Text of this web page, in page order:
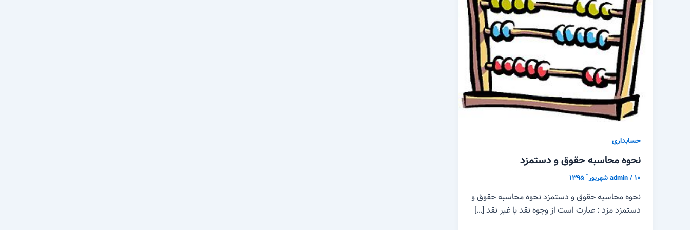
حسابداری
نحوه محاسبه حقوق و دستمزد
admin/۱۰ شهریور ّ ۱۳۹۵
نحوه محاسبه حقوق و دستمزد نحوه محاسبه حقوق و
دستمزد مزد : عبارت است از وجوه نقد یا غیر نقد […]